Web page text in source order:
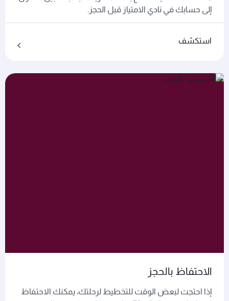
إلى حسابك في نادي الامتياز قبل الحجز.
استكشف
الاحتفاظ بالحجز
إذا احتجت لبعض الوقت للتخطيط لرحلتك، يمكنك الاحتفاظ